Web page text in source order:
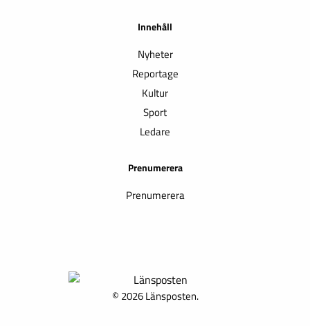
Innehåll
Nyheter
Reportage
Kultur
Sport
Ledare
Prenumerera
Prenumerera
© 2026 Länsposten.